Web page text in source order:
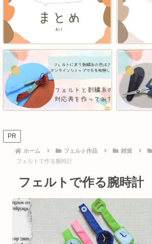
PR
ホーム フェルト作品 雑貨
フェルトで作る腕時計
フェルトで作る腕時計